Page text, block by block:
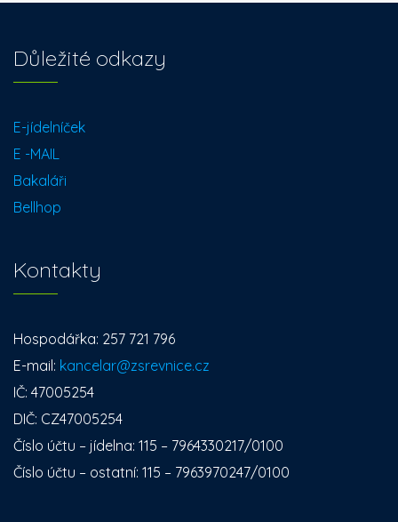
Důležité odkazy
E-jídelníček
E -MAIL
Bakaláři
Bellhop
Kontakty
Hospodářka: 257 721 796
E-mail: kancelar@zsrevnice.cz
IČ: 47005254
DIČ: CZ47005254
Číslo účtu – jídelna: 115 – 7964330217/0100
Číslo účtu – ostatní: 115 – 7963970247/0100